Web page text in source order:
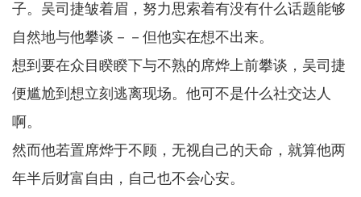
子。吴司捷皱着眉，努力思索着有没有什么话题能够
自然地与他攀谈－－但他实在想不出来。
想到要在众目睽睽下与不熟的席烨上前攀谈，吴司捷
便尴尬到想立刻逃离现场。他可不是什么社交达人
啊。
然而他若置席烨于不顾，无视自己的天命，就算他两
年半后财富自由，自己也不会心安。